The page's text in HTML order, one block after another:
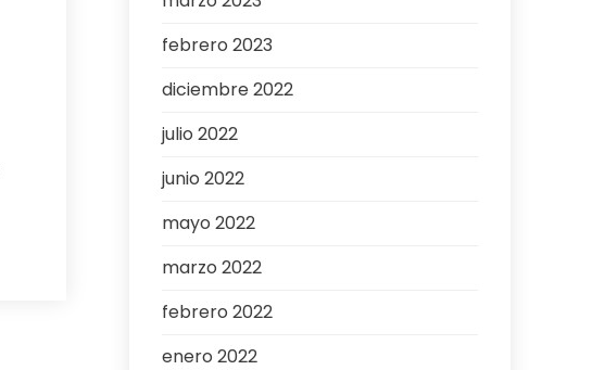
febrero 2023
diciembre 2022
julio 2022
junio 2022
mayo 2022
marzo 2022
febrero 2022
enero 2022